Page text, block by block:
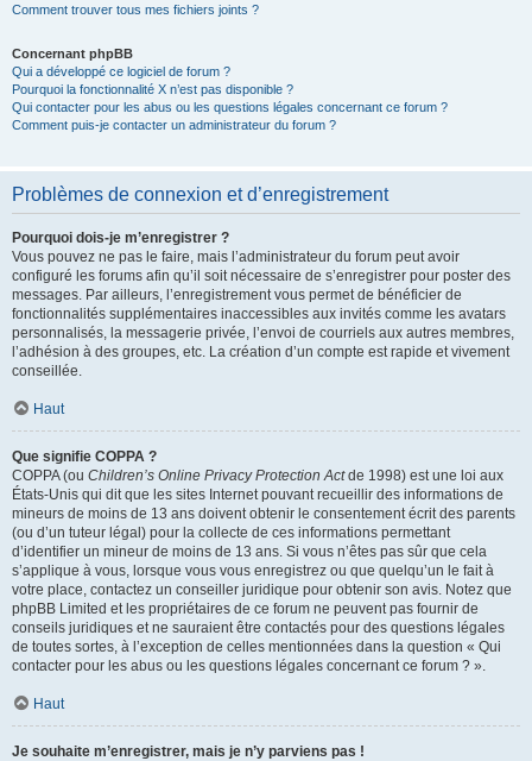
Comment trouver tous mes fichiers joints ?
Concernant phpBB
Qui a développé ce logiciel de forum ?
Pourquoi la fonctionnalité X n’est pas disponible ?
Qui contacter pour les abus ou les questions légales concernant ce forum ?
Comment puis-je contacter un administrateur du forum ?
Problèmes de connexion et d’enregistrement
Pourquoi dois-je m’enregistrer ?
Vous pouvez ne pas le faire, mais l’administrateur du forum peut avoir
configuré les forums afin qu’il soit nécessaire de s’enregistrer pour poster des
messages. Par ailleurs, l’enregistrement vous permet de bénéficier de
fonctionnalités supplémentaires inaccessibles aux invités comme les avatars
personnalisés, la messagerie privée, l’envoi de courriels aux autres membres,
l’adhésion à des groupes, etc. La création d’un compte est rapide et vivement
conseillée.
Haut
Que signifie COPPA ?
COPPA (ou Children’s Online Privacy Protection Actde 1998) est une loi aux
États-Unis qui dit que les sites Internet pouvant recueillir des informations de
mineurs de moins de 13 ans doivent obtenir le consentement écrit des parents
(ou d’un tuteur légal) pour la collecte de ces informations permettant
d’identifier un mineur de moins de 13 ans. Si vous n’êtes pas sûr que cela
s’applique à vous, lorsque vous vous enregistrez ou que quelqu’un le fait à
votre place, contactez un conseiller juridique pour obtenir son avis. Notez que
phpBB Limited et les propriétaires de ce forum ne peuvent pas fournir de
conseils juridiques et ne sauraient être contactés pour des questions légales
de toutes sortes, à l’exception de celles mentionnées dans la question « Qui
contacter pour les abus ou les questions légales concernant ce forum ? ».
Haut
Je souhaite m’enregistrer, mais je n’y parviens pas !